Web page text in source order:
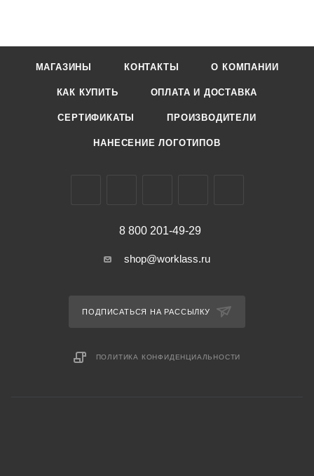
МАГАЗИНЫ КОНТАКТЫ О КОМПАНИИ
КАК КУПИТЬ ОПЛАТА И ДОСТАВКА
СЕРТИФИКАТЫ ПРОИЗВОДИТЕЛИ
НАНЕСЕНИЕ ЛОГОТИПОВ
8 800 201-49-29
shop@worklass.ru
ПОДПИСАТЬСЯ НА РАССЫЛКУ
ПОЛИТИКА КОНФИДЕНЦИАЛЬНОСТИ